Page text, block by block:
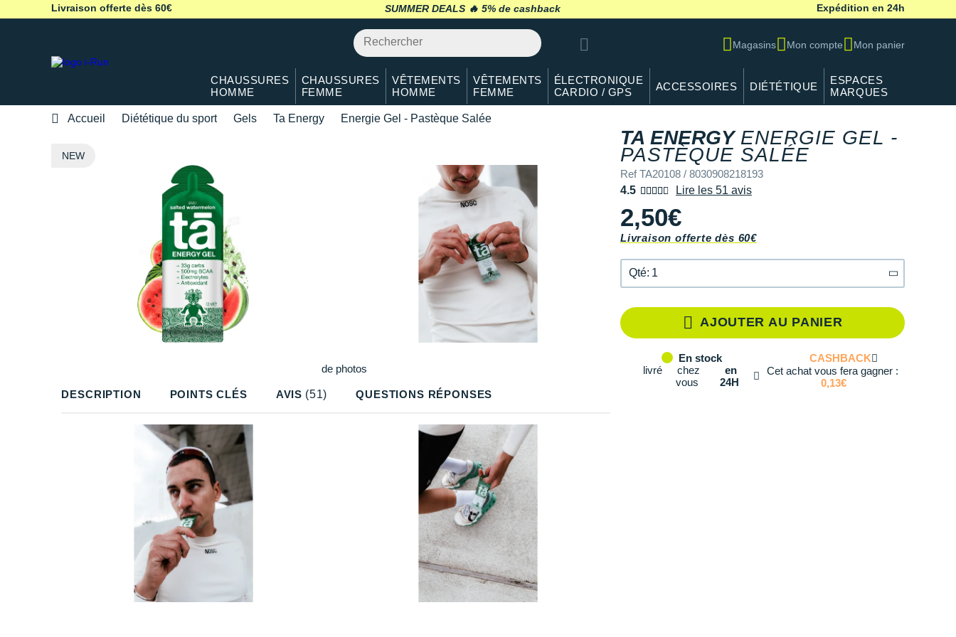
Livraison offerte dès 60€ SUMMER DEALS 🔥 retour 30 jours* Expédition en 24h
Magasins Mon compte Mon panier
CHAUSSURES
HOMME
CHAUSSURES
FEMME
VÊTEMENTS
HOMME
VÊTEMENTS
FEMME
ÉLECTRONIQUE
CARDIO / GPS
ACCESSOIRES DIÉTÉTIQUE
ESPACES
MARQUES
Accueil Diététique du sport Gels Ta Energy Energie Gel - Pastèque Salée
TA ENERGY ENERGIE GEL -
PASTÈQUE SALÉE
Ref TA20108 / 8030908218193
4.5
Lire les 51 avis
2,50€
Livraison offerte dès 60€
Qté: 1
AJOUTER AU PANIER
En stock
livré
chez
vous
en
24H
CASHBACK
Cet achat vous fera gagner :
0,13€
NEW
Plus
de photos
DESCRIPTION POINTS CLÉS AVIS (51) QUESTIONS RÉPONSES
Qté: 2
Qté: 6
Qté: 8
Qté: 10